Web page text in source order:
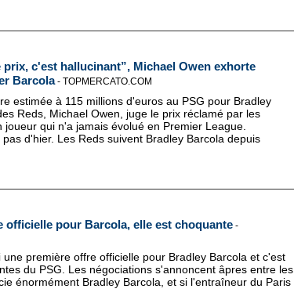
prix, c'est hallucinant”, Michael Owen exhorte
Barcola- TOPMERCATO.COM
estimée à 115 millions d'euros au PSG pour Bradley
Reds, Michael Owen, juge le prix réclamé par les
qui n'a jamais évolué en Premier League.
d'hier. Les Reds suivent Bradley Barcola depuis
officielle pour Barcola, elle est choquante -
première offre officielle pour Bradley Barcola et c'est
du PSG. Les négociations s'annoncent âpres entre les
énormément Bradley Barcola, et si l'entraîneur du Paris